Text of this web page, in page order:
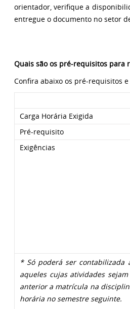
orientador, verifique a
entregue o documento no setor
Quais são os pré-requisitos para
Confira abaixo os pré-requisitos
Carga Horária Exigida
Pré-requisito
Exigências
* Só poderá ser contabilizada
aqueles cujas atividades
anterior a matrícula na
horária no semestre seguinte.